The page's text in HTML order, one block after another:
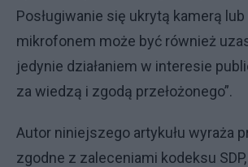
Posługiwanie się ukrytą kamerą
mikrofonem może być również
jedynie działaniem w interesie
za wiedzą i zgodą przełożonego”.
Autor niniejszego artykułu wyraża
zgodne z zaleceniami kodeksu